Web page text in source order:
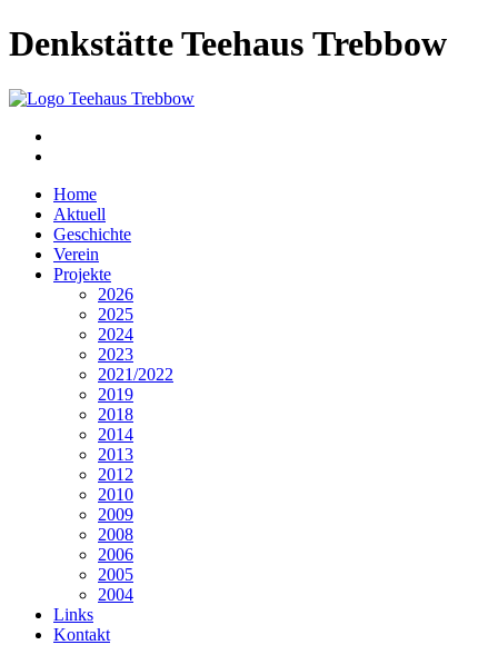
Denkstätte Teehaus Trebbow
Home
Aktuell
Geschichte
Verein
Projekte
2026
2025
2024
2023
2021/2022
2019
2018
2014
2013
2012
2010
2009
2008
2006
2005
2004
Links
Kontakt